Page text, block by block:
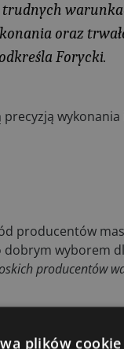
oraz
Forycki​.
producentów
wyborem
producentów
plików cookie